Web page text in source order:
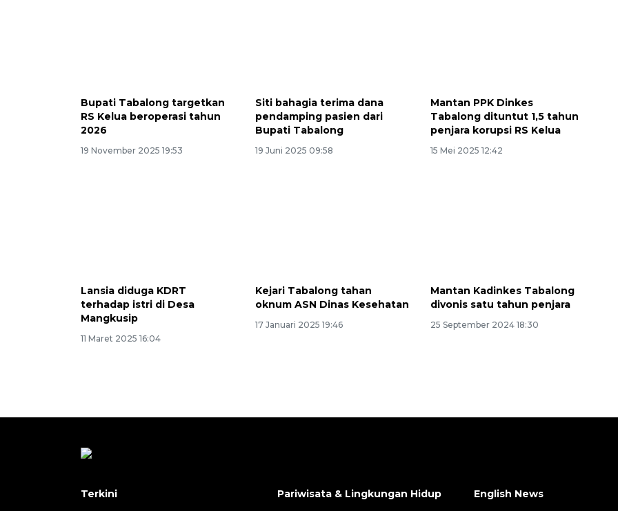
Bupati Tabalong targetkan
RS Kelua beroperasi tahun
2026
19 November 2025 19:53
Siti bahagia terima dana
pendamping pasien dari
Bupati Tabalong
19 Juni 2025 09:58
Mantan PPK Dinkes
Tabalong dituntut 1,5 tahun
penjara korupsi RS Kelua
15 Mei 2025 12:42
Lansia diduga KDRT
terhadap istri di Desa
Mangkusip
11 Maret 2025 16:04
Kejari Tabalong tahan
oknum ASN Dinas Kesehatan
17 Januari 2025 19:46
Mantan Kadinkes Tabalong
divonis satu tahun penjara
25 September 2024 18:30
Terkini Pariwisata & Lingkungan Hidup English News